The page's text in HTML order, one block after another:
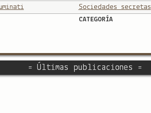
Sociedades secretas
CATEGORÍA
= Últimas publicaciones =